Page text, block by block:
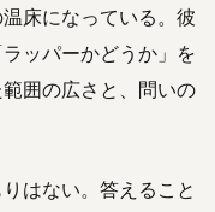
床になっている。彼
ッパーかどうか」を
囲の広さと、問いの
はない。答えること